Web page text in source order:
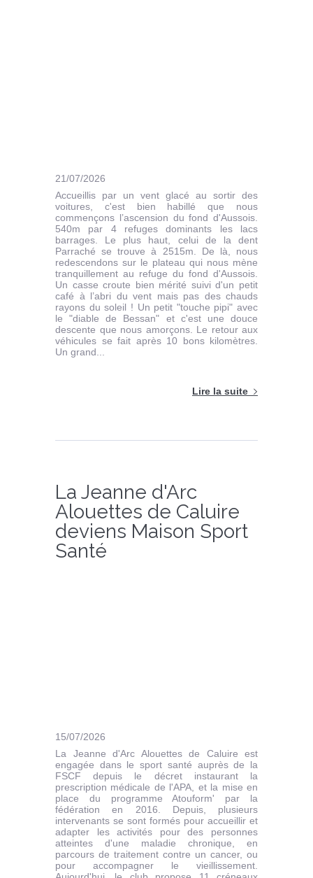
21/07/2026
Accueillis par un vent glacé au sortir des
voitures, c'est bien habillé que nous
commençons l’ascension du fond d'Aussois.
540m par 4 refuges dominants les lacs
barrages. Le plus haut, celui de la dent
Parraché se trouve à 2515m. De là, nous
redescendons sur le plateau qui nous mène
tranquillement au refuge du fond d'Aussois.
Un casse croute bien mérité suivi d'un petit
café à l’abri du vent mais pas des chauds
rayons du soleil ! Un petit "touche pipi" avec
le "diable de Bessan" et c'est une douce
descente que nous amorçons. Le retour aux
véhicules se fait après 10 bons kilomètres.
Un grand...
Lire la suite
La Jeanne d'Arc
Alouettes de Caluire
deviens Maison Sport
Santé
15/07/2026
La Jeanne d'Arc Alouettes de Caluire est
engagée dans le sport santé auprès de la
FSCF depuis le décret instaurant la
prescription médicale de l'APA, et la mise en
place du programme Atouform' par la
fédération en 2016. Depuis, plusieurs
intervenants se sont formés pour accueillir et
adapter les activités pour des personnes
atteintes d'une maladie chronique, en
parcours de traitement contre un cancer, ou
pour accompagner le vieillissement.